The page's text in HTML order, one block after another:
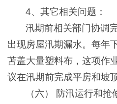
4、其它相关问题：
汛期前相关部门协调
出现房屋汛期漏水。每年
苫盖大量塑料布，这项作
议在汛期前完成平房和坡
（六） 防汛运行和